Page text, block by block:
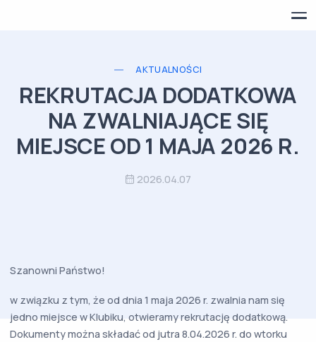
AKTUALNOŚCI
REKRUTACJA DODATKOWA
NA ZWALNIAJĄCE SIĘ
MIEJSCE OD 1 MAJA 2026 R.
2026.04.07
Szanowni Państwo!
w związku z tym, że od dnia 1 maja 2026 r. zwalnia nam się
jedno miejsce w Klubiku, otwieramy rekrutację dodatkową.
Dokumenty można składać od jutra 8.04.2026 r. do wtorku